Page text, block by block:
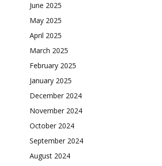
June 2025
May 2025
April 2025
March 2025
February 2025
January 2025
December 2024
November 2024
October 2024
September 2024
August 2024